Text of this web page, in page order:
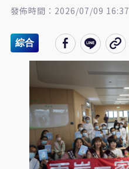
發佈時間：2026/07/09 16:37
綜合